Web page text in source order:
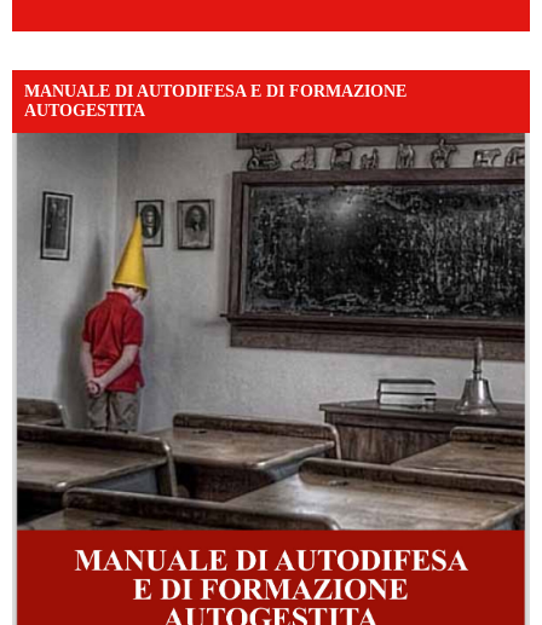
MANUALE DI AUTODIFESA E DI FORMAZIONE
AUTOGESTITA